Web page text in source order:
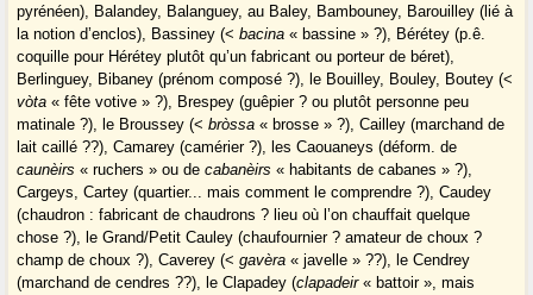
pyrénéen), Balandey, Balanguey, au Baley, Bambouney, Barouilley (lié à
la notion d’enclos), Bassiney (<bacina « bassine » ?), Bérétey (p.ê.
coquille pour Hérétey plutôt qu’un fabricant ou porteur de béret),
Berlinguey, Bibaney (prénom composé ?), le Bouilley, Bouley, Boutey (<
vòta « fête votive » ?), Brespey (guêpier ? ou plutôt personne peu
matinale ?), le Broussey (<bròssa « brosse » ?), Cailley (marchand de
lait caillé ??), Camarey (camérier ?), les Caouaneys (déform. de
caunèirs « ruchers » ou decabanèirs « habitants de cabanes » ?),
Cargeys, Cartey (quartier... mais comment le comprendre ?), Caudey
(chaudron : fabricant de chaudrons ? lieu où l’on chauffait quelque
chose ?), le Grand/Petit Cauley (chaufournier ? amateur de choux ?
champ de choux ?), Caverey (<gavèra « javelle » ??), le Cendrey
(marchand de cendres ??), le Clapadey (clapadeir« battoir », mais